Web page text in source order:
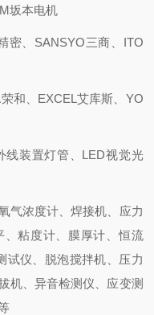
坂本电机
密、SANSYO三商、ITO
和、EXCEL艾库斯、YO
线装置灯管、LED视觉光
气浓度计、焊接机、应力
粘度计、膜厚计、恒流
试仪、脱泡搅拌机、压力
机、异音检测仪、应变测